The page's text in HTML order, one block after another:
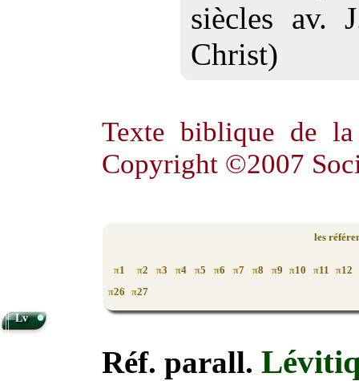
siècles av.
Christ)
Texte biblique de
Copyright ©2007
les
π1 π2 π3 π4 π5 π6 π7 π8 π9 π10 π11 π12
π26 π27
Réf. parall.
Lv •